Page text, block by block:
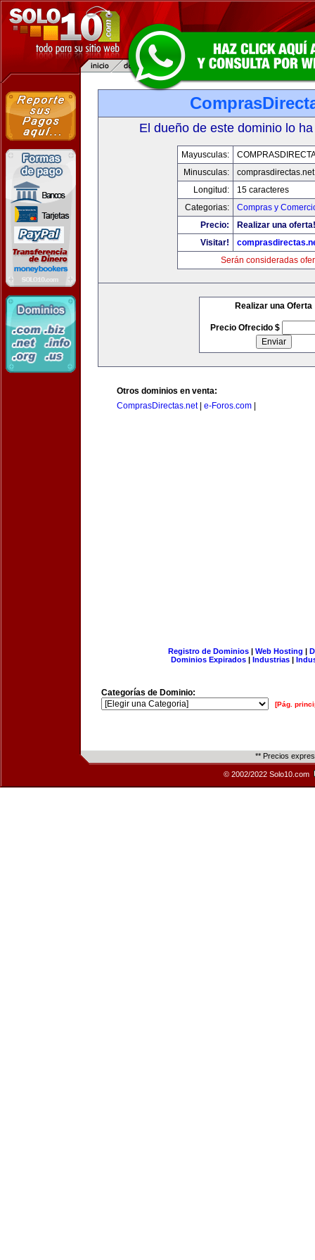
El dueño de este dominio lo
Mayusculas:
Minusculas:
comprasdirectas.net
Longitud:
15 caracteres
Categorias:
Compras y
Precio:
Realizar una oferta!
Visitar!
Serán consideradas
Realizar una Oferta
Precio Ofrecido $
Otros dominios en venta:
ComprasDirectas.net| e-Foros.com
Registro de Dominios| Web Hosting |
Dominios Expirados | Industrias |
Categorías de Dominio:
[Pág.
** Precios
© 2002/2022 Solo10.com